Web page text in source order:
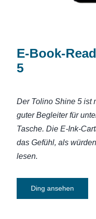
E-Book-
5
Der Tolino Shine 5 ist
guter Begleiter für
Tasche. Die E-Ink-
das Gefühl, als
lesen.
Ding ansehen